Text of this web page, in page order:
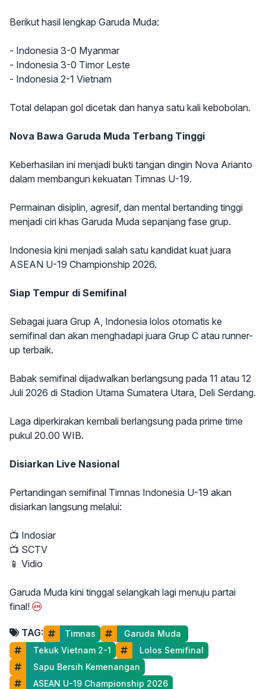
Berikut hasil lengkap Garuda Muda:
- Indonesia 3-0 Myanmar
- Indonesia 3-0 Timor Leste
- Indonesia 2-1 Vietnam
Total delapan gol dicetak dan hanya satu kali kebobolan.
Nova Bawa Garuda Muda Terbang Tinggi
Keberhasilan ini menjadi bukti tangan dingin Nova Arianto
dalam membangun kekuatan Timnas U-19.
Permainan disiplin, agresif, dan mental bertanding tinggi
menjadi ciri khas Garuda Muda sepanjang fase grup.
Indonesia kini menjadi salah satu kandidat kuat juara
ASEAN U-19 Championship 2026.
Siap Tempur di Semifinal
Sebagai juara Grup A, Indonesia lolos otomatis ke
semifinal dan akan menghadapi juara Grup C atau runner-
up terbaik.
Babak semifinal dijadwalkan berlangsung pada 11 atau 12
Juli 2026 di Stadion Utama Sumatera Utara, Deli Serdang.
Laga diperkirakan kembali berlangsung pada prime time
pukul 20.00 WIB.
Disiarkan Live Nasional
Pertandingan semifinal Timnas Indonesia U-19 akan
disiarkan langsung melalui:
📺 Indosiar
📺 SCTV
📱 Vidio
Garuda Muda kini tinggal selangkah lagi menuju partai
final!
TAG: Timnas
Garuda Muda
Tekuk Vietnam 2-1
Lolos Semifinal
Sapu Bersih Kemenangan
ASEAN U-19 Championship 2026